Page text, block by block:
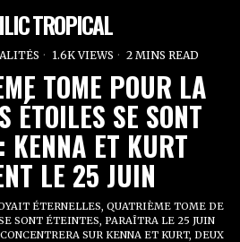
TROPICAL
1.6K VIEWS 2 MINS READ
TOME POUR LA
ÉTOILES SE SONT
KENNA ET KURT
LE 25 JUIN
ÉTERNELLES, QUATRIÈME TOME DE
SONT ÉTEINTES, PARAÎTRA LE 25 JUIN
SUR KENNA ET KURT, DEUX